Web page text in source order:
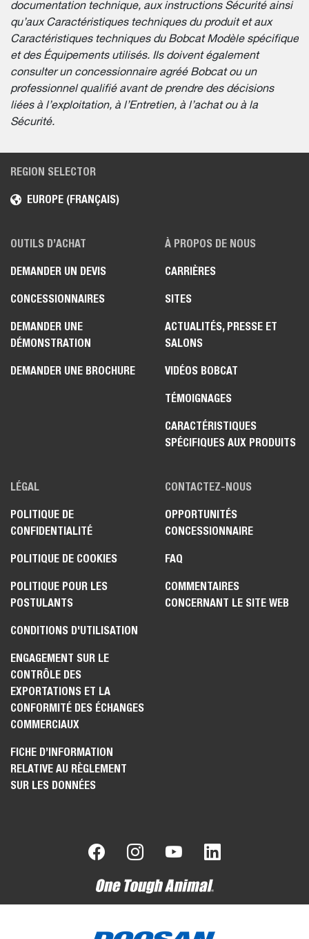
documentation technique, aux instructions Sécurité ainsi
qu’aux Caractéristiques techniques du produit et aux
Caractéristiques techniques du Bobcat Modèle spécifique
et des Équipements utilisés. Ils doivent également
consulter un concessionnaire agréé Bobcat ou un
professionnel qualifié avant de prendre des décisions
liées à l’exploitation, à l’Entretien, à l’achat ou à la
Sécurité.
REGION SELECTOR
EUROPE (FRANÇAIS)
OUTILS D’ACHAT
DEMANDER UN DEVIS
CONCESSIONNAIRES
DEMANDER UNE
DÉMONSTRATION
DEMANDER UNE BROCHURE
À PROPOS DE NOUS
CARRIÈRES
SITES
ACTUALITÉS, PRESSE ET
SALONS
VIDÉOS BOBCAT
TÉMOIGNAGES
CARACTÉRISTIQUES
SPÉCIFIQUES AUX PRODUITS
LÉGAL
POLITIQUE DE
CONFIDENTIALITÉ
POLITIQUE DE COOKIES
POLITIQUE POUR LES
POSTULANTS
CONDITIONS D'UTILISATION
ENGAGEMENT SUR LE
CONTRÔLE DES
EXPORTATIONS ET LA
CONFORMITÉ DES ÉCHANGES
COMMERCIAUX
FICHE D’INFORMATION
RELATIVE AU RÈGLEMENT
SUR LES DONNÉES
CONTACTEZ-NOUS
OPPORTUNITÉS
CONCESSIONNAIRE
FAQ
COMMENTAIRES
CONCERNANT LE SITE WEB